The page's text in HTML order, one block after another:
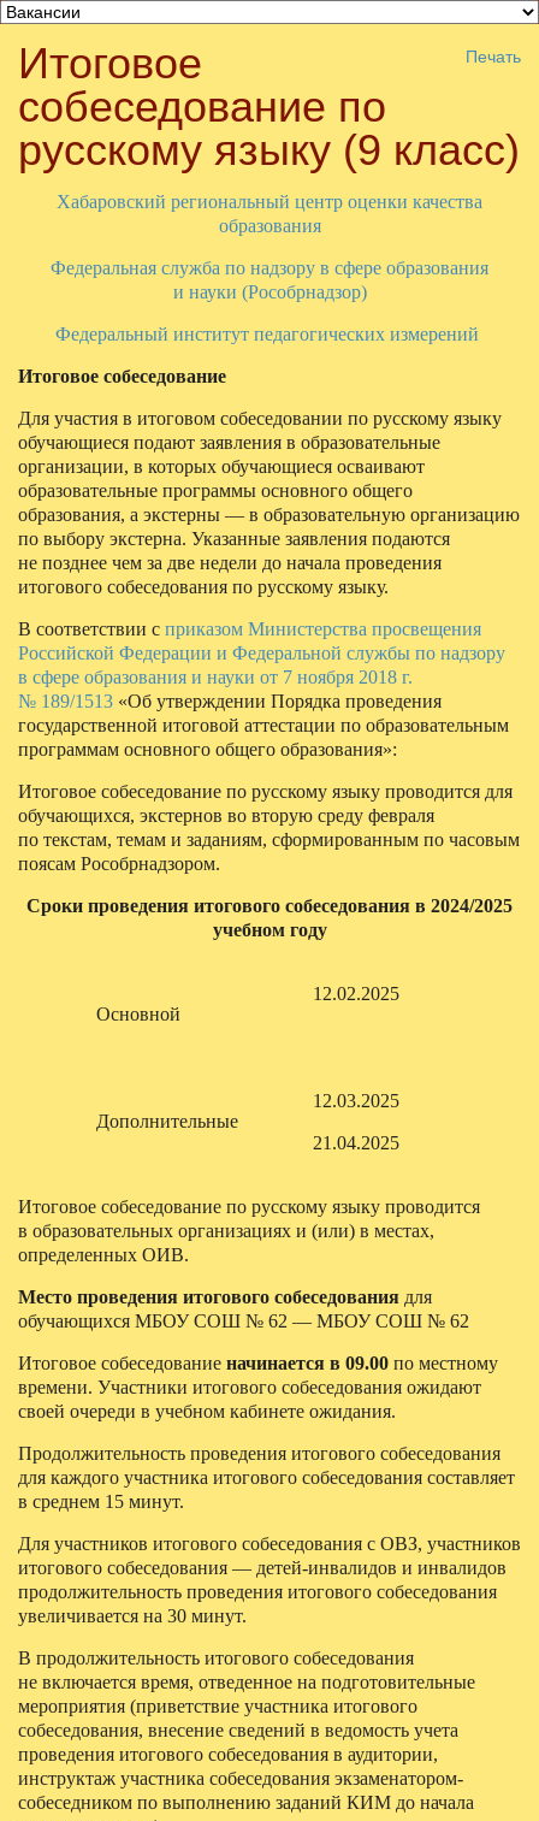
Печать
Итоговое
собеседование по
русскому языку (9 класс)
Хабаровский региональный центр оценки качества
образования
Федеральная служба по надзору в сфере образования
и науки (Рособрнадзор)
Федеральный институт педагогических измерений
Итоговое собеседование
Для участия в итоговом собеседовании по русскому языку
обучающиеся подают заявления в образовательные
организации, в которых обучающиеся осваивают
образовательные программы основного общего
образования, а экстерны — в образовательную организацию
по выбору экстерна. Указанные заявления подаются
не позднее чем за две недели до начала проведения
итогового собеседования по русскому языку.
В соответствии с приказом Министерства просвещения
Российской Федерации и Федеральной службы по надзору
в сфере образования и науки от 7 ноября 2018 г.
№ 189/1513 «Об утверждении Порядка проведения
государственной итоговой аттестации по образовательным
программам основного общего образования»:
Итоговое собеседование по русскому языку проводится для
обучающихся, экстернов во вторую среду февраля
по текстам, темам и заданиям, сформированным по часовым
поясам Рособрнадзором.
Сроки проведения итогового собеседования в 2024/2025
учебном году
Основной
12.02.2025
Дополнительные
12.03.2025
21.04.2025
Итоговое собеседование по русскому языку проводится
в образовательных организациях и (или) в местах,
определенных ОИВ.
Место проведения итогового собеседования для
обучающихся МБОУ СОШ № 62 — МБОУ СОШ № 62
Итоговое собеседование начинается в 09.00 по местному
времени. Участники итогового собеседования ожидают
своей очереди в учебном кабинете ожидания.
Продолжительность проведения итогового собеседования
для каждого участника итогового собеседования составляет
в среднем 15 минут.
Для участников итогового собеседования с ОВЗ, участников
итогового собеседования — детей-инвалидов и инвалидов
продолжительность проведения итогового собеседования
увеличивается на 30 минут.
В продолжительность итогового собеседования
не включается время, отведенное на подготовительные
мероприятия (приветствие участника итогового
собеседования, внесение сведений в ведомость учета
проведения итогового собеседования в аудитории,
инструктаж участника собеседования экзаменатором-
собеседником по выполнению заданий КИМ до начала